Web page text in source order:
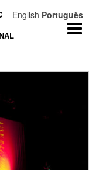
English Português